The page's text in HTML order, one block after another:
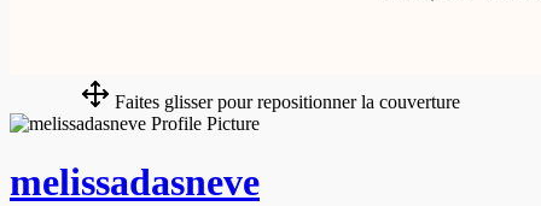
Faites glisser pour repositionner la couverture
melissadasneve